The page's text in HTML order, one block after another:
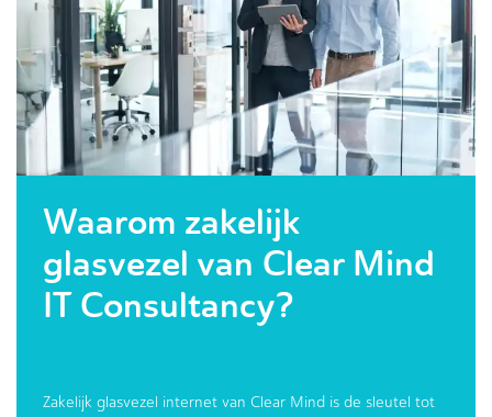
Waarom zakelijk
glasvezel van Clear Mind
IT Consultancy?
Zakelijk glasvezel internet van Clear Mind is de sleutel tot